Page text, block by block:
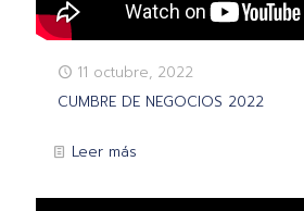
11 octubre, 2022
CUMBRE DE NEGOCIOS 2022
Leer más